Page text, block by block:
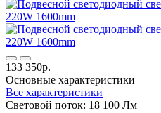
133 350р.
Основные характеристики
Все характеристики
Световой поток: 18 100 Лм